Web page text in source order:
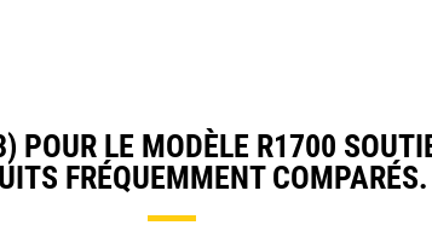
POUR LE MODÈLE R1700
FRÉQUEMMENT COMPARÉS.